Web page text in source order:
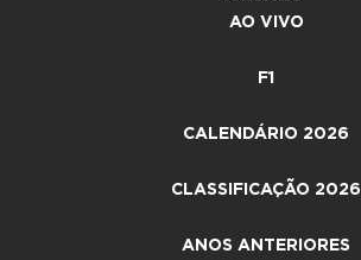
AO VIVO
F1
CALENDÁRIO 2026
CLASSIFICAÇÃO 2026
ANOS ANTERIORES